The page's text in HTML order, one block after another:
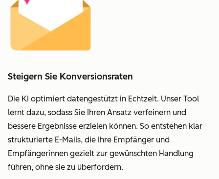
Steigern Sie Konversionsraten
Die KI optimiert datengestützt in Echtzeit. Unser Tool
lernt dazu, sodass Sie Ihren Ansatz verfeinern und
bessere Ergebnisse erzielen können. So entstehen klar
strukturierte E-Mails, die Ihre Empfänger und
Empfängerinnen gezielt zur gewünschten Handlung
führen, ohne sie zu überfordern.